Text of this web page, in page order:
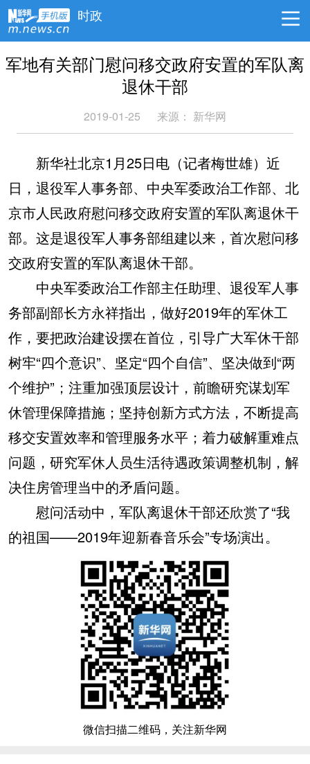
时政
军地有关部门慰问移交政府安置的军队离
退休干部
2019-01-25 来源： 新华网
新华社北京1月25日电（记者梅世雄）近
日，退役军人事务部、中央军委政治工作部、北
京市人民政府慰问移交政府安置的军队离退休干
部。这是退役军人事务部组建以来，首次慰问移
交政府安置的军队离退休干部。
中央军委政治工作部主任助理、退役军人事
务部副部长方永祥指出，做好2019年的军休工
作，要把政治建设摆在首位，引导广大军休干部
树牢“四个意识”、坚定“四个自信”、坚决做到“两
个维护”；注重加强顶层设计，前瞻研究谋划军
休管理保障措施；坚持创新方式方法，不断提高
移交安置效率和管理服务水平；着力破解重难点
问题，研究军休人员生活待遇政策调整机制，解
决住房管理当中的矛盾问题。
慰问活动中，军队离退休干部还欣赏了“我
的祖国——2019年迎新春音乐会”专场演出。
微信扫描二维码，关注新华网